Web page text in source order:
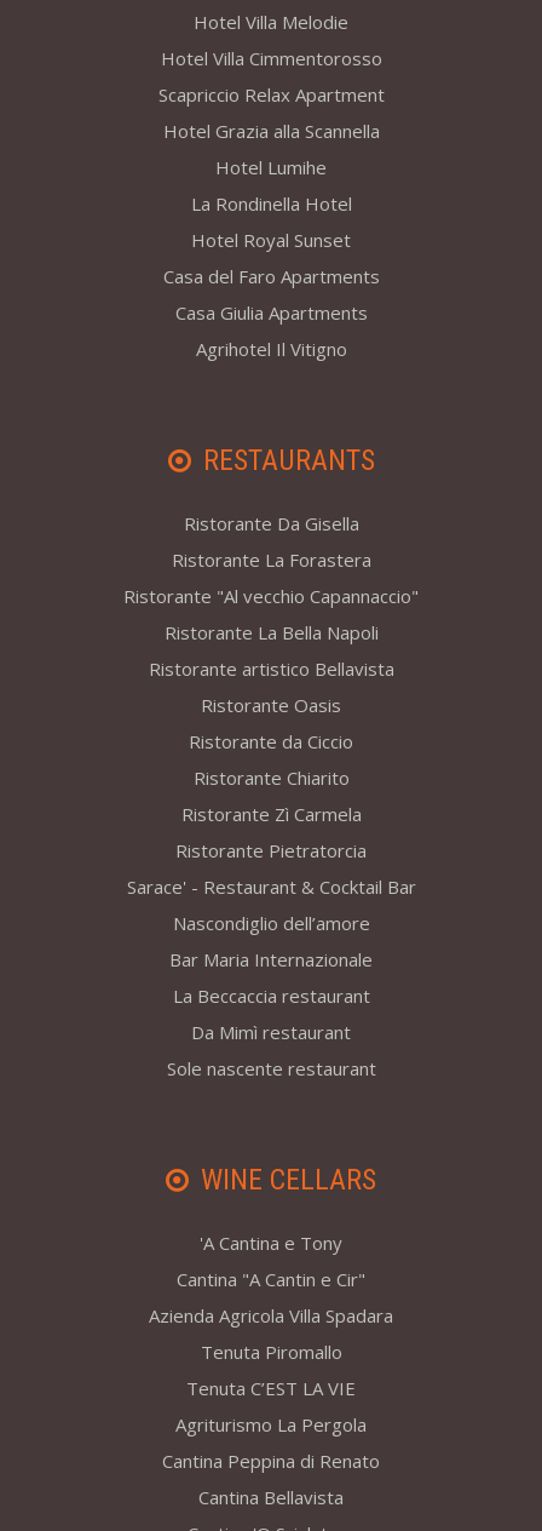
Hotel Villa Melodie
Hotel Villa Cimmentorosso
Scapriccio Relax Apartment
Hotel Grazia alla Scannella
Hotel Lumihe
La Rondinella Hotel
Hotel Royal Sunset
Casa del Faro Apartments
Casa Giulia Apartments
Agrihotel Il Vitigno
RESTAURANTS
Ristorante Da Gisella
Ristorante La Forastera
Ristorante "Al vecchio Capannaccio"
Ristorante La Bella Napoli
Ristorante artistico Bellavista
Ristorante Oasis
Ristorante da Ciccio
Ristorante Chiarito
Ristorante Zì Carmela
Ristorante Pietratorcia
Sarace' - Restaurant & Cocktail Bar
Nascondiglio dell’amore
Bar Maria Internazionale
La Beccaccia restaurant
Da Mimì restaurant
Sole nascente restaurant
WINE CELLARS
'A Cantina e Tony
Cantina "A Cantin e Cir"
Azienda Agricola Villa Spadara
Tenuta Piromallo
Tenuta C’EST LA VIE
Agriturismo La Pergola
Cantina Peppina di Renato
Cantina Bellavista